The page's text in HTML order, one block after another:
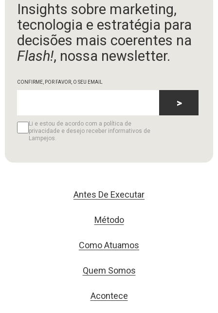
Insights sobre marketing,
tecnologia e estratégia para
decisões mais coerentes na
Flash!, nossa newsletter.
CONFIRME, POR FAVOR, O SEU EMAIL
Li e estou de acordo com a política de
privacidade e desejo receber informativos de
Lampejos.
>
Antes De Executar
Método
Como Atuamos
Quem Somos
Acontece